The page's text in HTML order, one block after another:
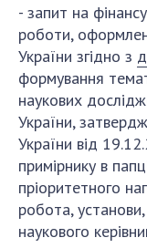
- запит на
роботи,
України згідно з
формування
наукових
України,
України від
примірнику в
пріоритетного
робота,
наукового